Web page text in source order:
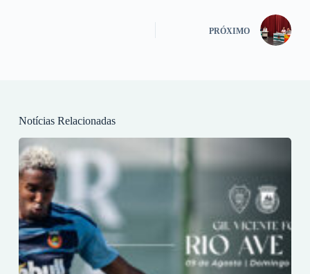
PRÓXIMO
Notícias Relacionadas